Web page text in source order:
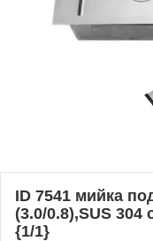
ID 7541 мийка
(3.0/0.8),SUS
{1/1}